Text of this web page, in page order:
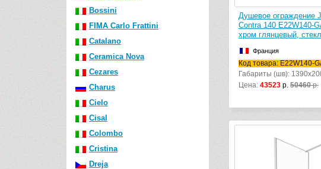
Bossini
FIMA Carlo Frattini
Catalano
Ceramica Nova
Cezares
Charus
Cielo
Cisal
Colombo
Cristina
Dreja
Душевое ограждение
Contra 140 E22W140-
хром глянцевый,
Франция
Код товара: E22W140-
Габариты (шв):
Цена: 43523 р. 50460р.